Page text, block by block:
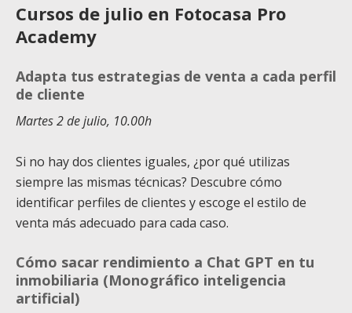
Cursos de julio en Fotocasa Pro
Academy
Adapta tus estrategias de venta a cada perfil
de cliente
Martes 2 de julio, 10.00h
Si no hay dos clientes iguales, ¿por qué utilizas
siempre las mismas técnicas? Descubre cómo
identificar perfiles de clientes y escoge el estilo de
venta más adecuado para cada caso.
Cómo sacar rendimiento a Chat GPT en tu
inmobiliaria (Monográfico inteligencia
artificial)